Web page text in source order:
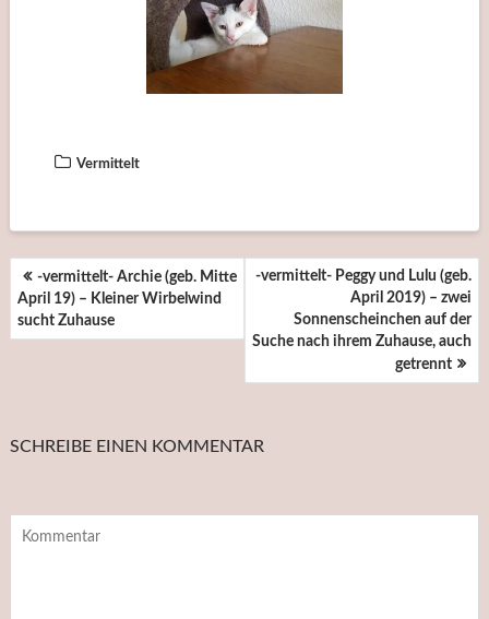
Vermittelt
BEITRAGSNAVIGATION
-vermittelt- Archie (geb. Mitte
April 19) – Kleiner Wirbelwind
sucht Zuhause
-vermittelt- Peggy und Lulu (geb.
April 2019) – zwei
Sonnenscheinchen auf der
Suche nach ihrem Zuhause, auch
getrennt
SCHREIBE EINEN KOMMENTAR